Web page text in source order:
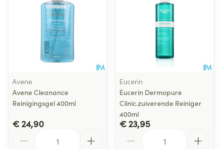
Avene
Avene Cleanance
Reinigingsgel 400ml
€ 24,90
Eucerin
Eucerin Dermopure
Clinic.zuiverende Reiniger
400ml
€ 23,95